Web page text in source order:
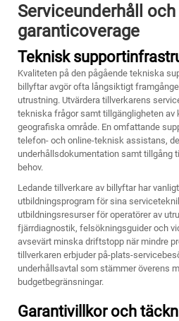
Serviceunderhåll och
garanticoverage
Teknisk
Kvaliteten på den pågående tekniska
billyftar avgör ofta långsiktigt
utrustning. Utvärdera tillverkarens
tekniska frågor samt tillgängligheten av
geografiska område. En omfattande
telefon- och online-teknisk assistans,
underhållsdokumentation samt tillgång
behov.
Ledande tillverkare av billyftar har
utbildningsprogram för sina
utbildningsresurser för operatörer av
fjärrdiagnostik, felsökningsguider och
avsevärt minska driftstopp när mindre
tillverkaren erbjuder på-plats-
underhållsavtal som stämmer överens
budgetbegränsningar.
Garantivillkor och